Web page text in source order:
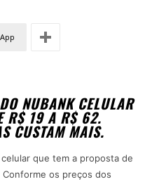
NUBANK CELULAR
R$ 19 A R$ 62.
CUSTAM MAIS.
que tem a proposta de
os preços dos